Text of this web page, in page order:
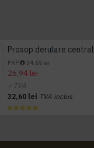
PRP 34,65 lei
26,94 lei
+ TVA
32,60 lei TVA inclus